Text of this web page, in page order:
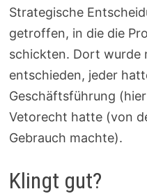
Strategische
getroffen, in die die
schickten. Dort wurde
entschieden, jeder
Geschäftsführung
Vetorecht hatte (von
Gebrauch machte).
Klingt gut?